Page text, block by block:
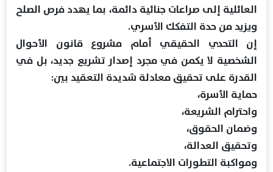
العائلية إلى صراعات جنائية دائمة، بما يهدد فرص الصلح
ويزيد من حدة التفكك الأسري.
إن التحدي الحقيقي أمام مشروع قانون الأحوال
الشخصية لا يكمن في مجرد إصدار تشريع جديد، بل في
القدرة على تحقيق معادلة شديدة التعقيد بين:
حماية الأسرة،
واحترام الشريعة،
وضمان الحقوق،
وتحقيق العدالة،
ومواكبة التطورات الاجتماعية.